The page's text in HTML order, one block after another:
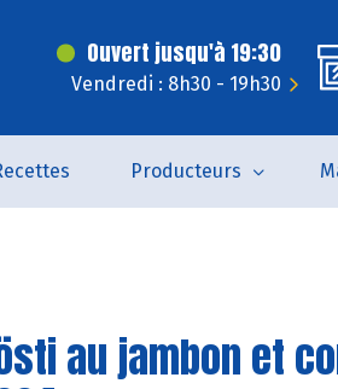
Ouvert jusqu'à 19:30
Vendredi : 8h30 - 19h30
Producteurs
au jambon et